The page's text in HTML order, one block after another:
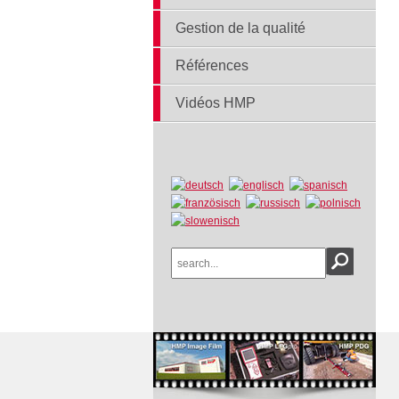
Gestion de la qualité
Références
Vidéos HMP